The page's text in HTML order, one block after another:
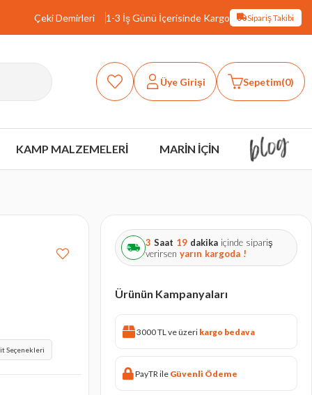
Çeki Demirleri 1-3 İş Günü İçerisinde Kargo Sipariş Takibi
Üye Girişi Sepetim 0
KAMP MALZEMELERİ MARİN İÇİN
Seçenekleri
3 Saat 19 dakika içinde sipariş
verirsen yarın kargoda !
Ürünün Kampanyaları
3000 TL ve üzeri kargo bedava
PayTR ile Güvenli Ödeme